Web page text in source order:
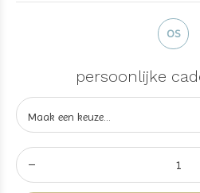
OS
persoonlijke